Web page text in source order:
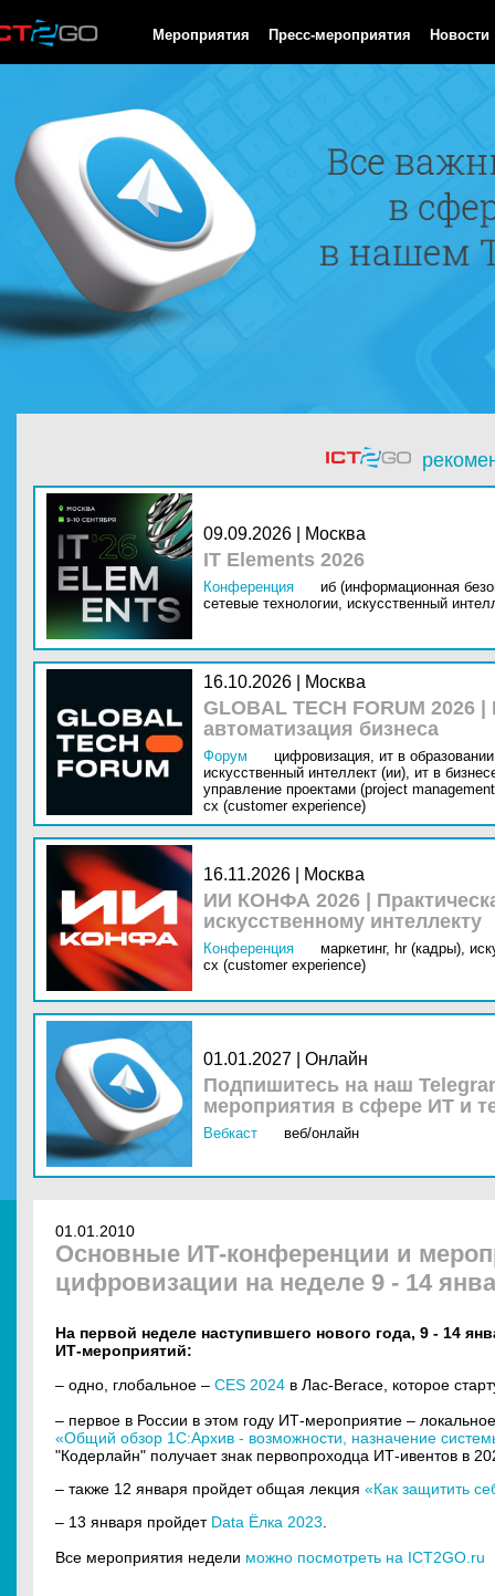
Мероприятия Пресс-мероприятия Новости
09.09.2026 | Москва
IT Elements 2026
Конференция
иб (информационная
сетевые технологии, искусственный
16.10.2026 | Москва
GLOBAL TECH FORUM
автоматизация бизнеса
Форум цифровизация, ит в
искусственный интеллект (ии), ит в
управление проектами (project
cx (customer experience)
16.11.2026 | Москва
ИИ КОНФА 2026 |
искусственному интеллекту
Конференция маркетинг, hr (кадры),
cx (customer experience)
01.01.2027 | Онлайн
Подпишитесь на наш
мероприятия в сфере ИТ и
Вебкаст веб/онлайн
01.01.2010
Основные ИТ-конференции и
цифровизации на неделе 9 - 14
На первой неделе наступившего нового года, 9 - 14
ИТ-мероприятий:
– одно, глобальное – CES 2024 в Лас-Вегасе, которое
– первое в России в этом году ИТ-мероприятие –
«Общий обзор 1С:Архив - возможности, назначение
"Кодерлайн" получает знак первопроходца ИТ-ивентов в
– также 12 января пройдет общая лекция «Как защитить
– 13 января пройдет Data Ёлка 2023
Все мероприятия недели можно посмотреть на ICT2GO.ru